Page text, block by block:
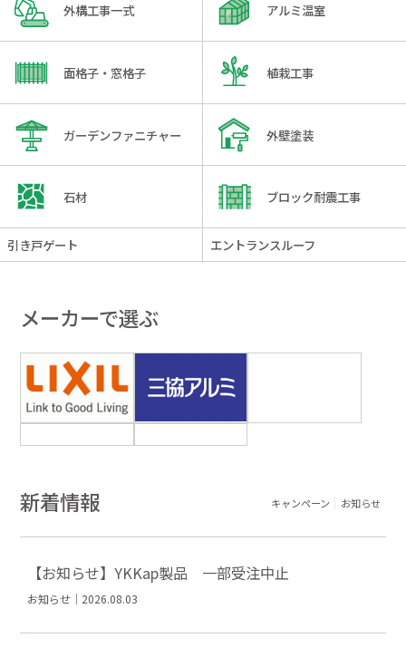
外構工事一式 アルミ温室
面格子・窓格子 植栽工事
ガーデンファニチャー 外壁塗装
石材 ブロック耐震工事
引き戸ゲート エントランスルーフ
メーカーで選ぶ
新着情報 キャンペーン お知らせ
【お知らせ】YKKap製品 一部受注中止
お知らせ｜2026.08.03